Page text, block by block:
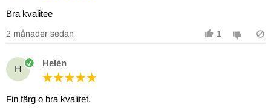
Bra kvalitee
2 månader sedan 1
H
Helén
Fin färg o bra kvalitet.